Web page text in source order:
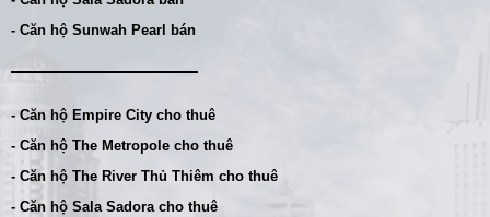
- Căn hộ Sunwah Pearl bán
- Căn hộ Empire City cho thuê
- Căn hộ The Metropole cho thuê
- Căn hộ The River Thủ Thiêm cho thuê
- Căn hộ Sala Sadora cho thuê